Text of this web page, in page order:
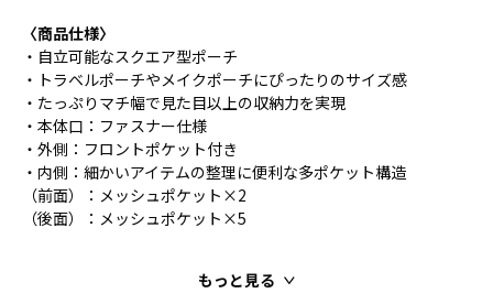
〈商品仕様〉
・自立可能なスクエア型ポーチ
・トラベルポーチやメイクポーチにぴったりのサイズ感
・たっぷりマチ幅で見た目以上の収納力を実現
・本体口：ファスナー仕様
・外側：フロントポケット付き
・内側：細かいアイテムの整理に便利な多ポケット構造
（前面）：メッシュポケット×2
（後面）：メッシュポケット×5
もっと見る